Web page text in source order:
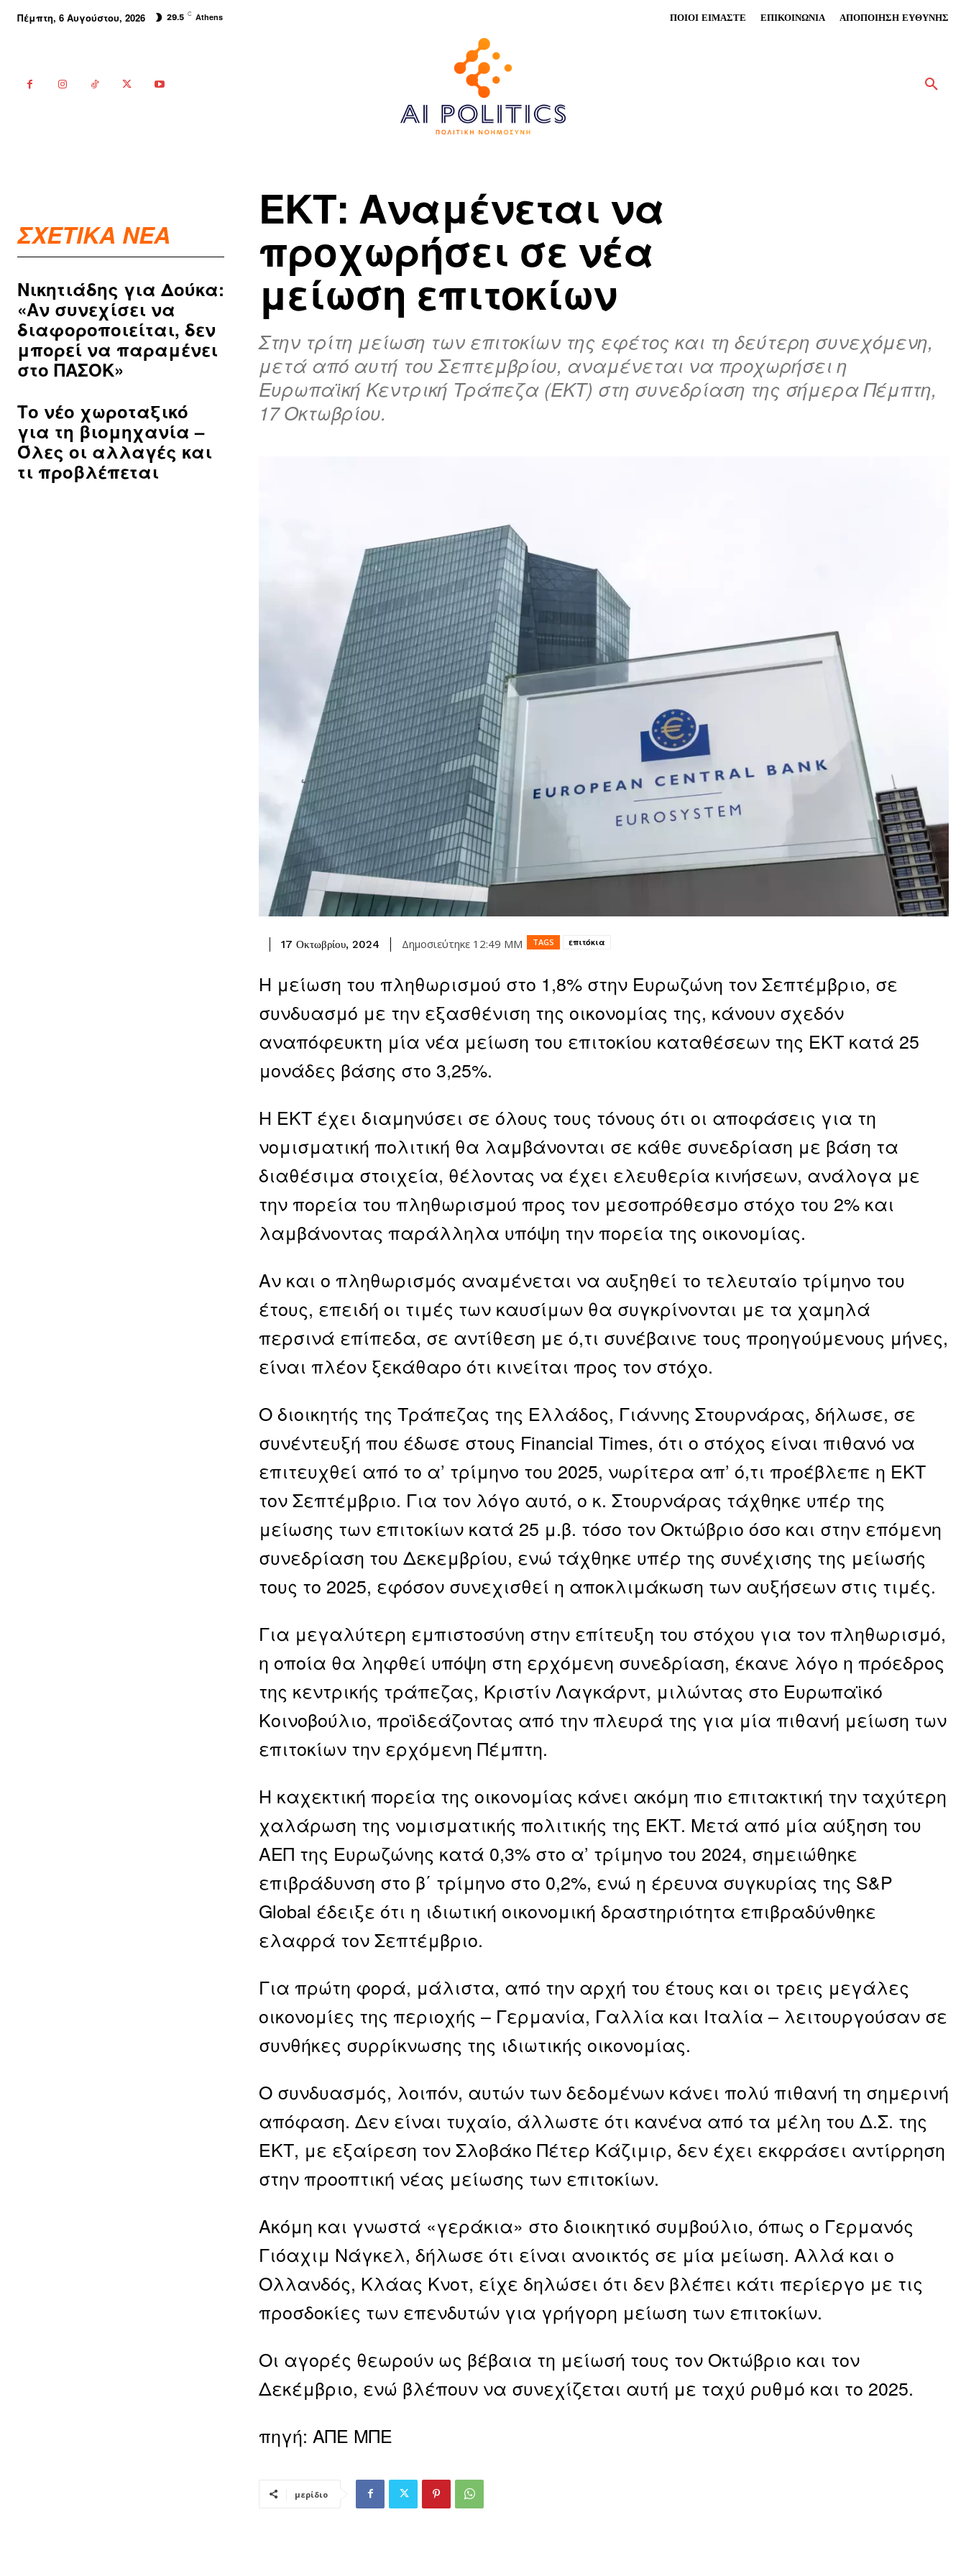
Πέμπτη, 6 Αυγούστου, 2026 29.5 C Athens ΠΟΙΟΙ ΕΙΜΑΣΤΕ ΕΠΙΚΟΙΝΩΝΙΑ ΑΠΟΠΟΙΗΣΗ ΕΥΘΥΝΗΣ
ΣΧΕΤΙΚΑ ΝΕΑ
Νικητιάδης για Δούκα:
«Αν συνεχίσει να
διαφοροποιείται, δεν
μπορεί να παραμένει
στο ΠΑΣΟΚ»
Το νέο χωροταξικό
για τη βιομηχανία –
Όλες οι αλλαγές και
τι προβλέπεται
ΕΚΤ: Αναμένεται να
προχωρήσει σε νέα
μείωση επιτοκίων
Στην τρίτη μείωση των επιτοκίων της εφέτος και τη δεύτερη συνεχόμενη,
μετά από αυτή του Σεπτεμβρίου, αναμένεται να προχωρήσει η
Ευρωπαϊκή Κεντρική Τράπεζα (ΕΚΤ) στη συνεδρίαση της σήμερα Πέμπτη,
17 Οκτωβρίου.
17 Οκτωβρίου, 2024 Δημοσιεύτηκε 12:49 ΜΜ TAGS επιτόκια
Η μείωση του πληθωρισμού στο 1,8% στην Ευρωζώνη τον Σεπτέμβριο, σε
συνδυασμό με την εξασθένιση της οικονομίας της, κάνουν σχεδόν
αναπόφευκτη μία νέα μείωση του επιτοκίου καταθέσεων της ΕΚΤ κατά 25
μονάδες βάσης στο 3,25%.
Η ΕΚΤ έχει διαμηνύσει σε όλους τους τόνους ότι οι αποφάσεις για τη
νομισματική πολιτική θα λαμβάνονται σε κάθε συνεδρίαση με βάση τα
διαθέσιμα στοιχεία, θέλοντας να έχει ελευθερία κινήσεων, ανάλογα με
την πορεία του πληθωρισμού προς τον μεσοπρόθεσμο στόχο του 2% και
λαμβάνοντας παράλληλα υπόψη την πορεία της οικονομίας.
Αν και ο πληθωρισμός αναμένεται να αυξηθεί το τελευταίο τρίμηνο του
έτους, επειδή οι τιμές των καυσίμων θα συγκρίνονται με τα χαμηλά
περσινά επίπεδα, σε αντίθεση με ό,τι συνέβαινε τους προηγούμενους μήνες,
είναι πλέον ξεκάθαρο ότι κινείται προς τον στόχο.
Ο διοικητής της Τράπεζας της Ελλάδος, Γιάννης Στουρνάρας, δήλωσε, σε
συνέντευξή που έδωσε στους Financial Times, ότι ο στόχος είναι πιθανό να
επιτευχθεί από το α’ τρίμηνο του 2025, νωρίτερα απ’ ό,τι προέβλεπε η ΕΚΤ
τον Σεπτέμβριο. Για τον λόγο αυτό, ο κ. Στουρνάρας τάχθηκε υπέρ της
μείωσης των επιτοκίων κατά 25 μ.β. τόσο τον Οκτώβριο όσο και στην επόμενη
συνεδρίαση του Δεκεμβρίου, ενώ τάχθηκε υπέρ της συνέχισης της μείωσής
τους το 2025, εφόσον συνεχισθεί η αποκλιμάκωση των αυξήσεων στις τιμές.
Για μεγαλύτερη εμπιστοσύνη στην επίτευξη του στόχου για τον πληθωρισμό,
η οποία θα ληφθεί υπόψη στη ερχόμενη συνεδρίαση, έκανε λόγο η πρόεδρος
της κεντρικής τράπεζας, Κριστίν Λαγκάρντ, μιλώντας στο Ευρωπαϊκό
Κοινοβούλιο, προϊδεάζοντας από την πλευρά της για μία πιθανή μείωση των
επιτοκίων την ερχόμενη Πέμπτη.
Η καχεκτική πορεία της οικονομίας κάνει ακόμη πιο επιτακτική την ταχύτερη
χαλάρωση της νομισματικής πολιτικής της ΕΚΤ. Μετά από μία αύξηση του
ΑΕΠ της Ευρωζώνης κατά 0,3% στο α’ τρίμηνο του 2024, σημειώθηκε
επιβράδυνση στο β΄ τρίμηνο στο 0,2%, ενώ η έρευνα συγκυρίας της S&P
Global έδειξε ότι η ιδιωτική οικονομική δραστηριότητα επιβραδύνθηκε
ελαφρά τον Σεπτέμβριο.
Για πρώτη φορά, μάλιστα, από την αρχή του έτους και οι τρεις μεγάλες
οικονομίες της περιοχής – Γερμανία, Γαλλία και Ιταλία – λειτουργούσαν σε
συνθήκες συρρίκνωσης της ιδιωτικής οικονομίας.
Ο συνδυασμός, λοιπόν, αυτών των δεδομένων κάνει πολύ πιθανή τη σημερινή
απόφαση. Δεν είναι τυχαίο, άλλωστε ότι κανένα από τα μέλη του Δ.Σ. της
ΕΚΤ, με εξαίρεση τον Σλοβάκο Πέτερ Κάζιμιρ, δεν έχει εκφράσει αντίρρηση
στην προοπτική νέας μείωσης των επιτοκίων.
Ακόμη και γνωστά «γεράκια» στο διοικητικό συμβούλιο, όπως ο Γερμανός
Γιόαχιμ Νάγκελ, δήλωσε ότι είναι ανοικτός σε μία μείωση. Αλλά και ο
Ολλανδός, Κλάας Κνοτ, είχε δηλώσει ότι δεν βλέπει κάτι περίεργο με τις
προσδοκίες των επενδυτών για γρήγορη μείωση των επιτοκίων.
Οι αγορές θεωρούν ως βέβαια τη μείωσή τους τον Οκτώβριο και τον
Δεκέμβριο, ενώ βλέπουν να συνεχίζεται αυτή με ταχύ ρυθμό και το 2025.
πηγή: ΑΠΕ ΜΠΕ
μερίδιο